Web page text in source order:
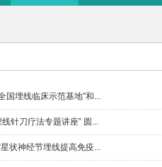
国埋线临床示范基地”和...
针刀疗法专题讲座” 圆...
状神经节埋线提高免疫...